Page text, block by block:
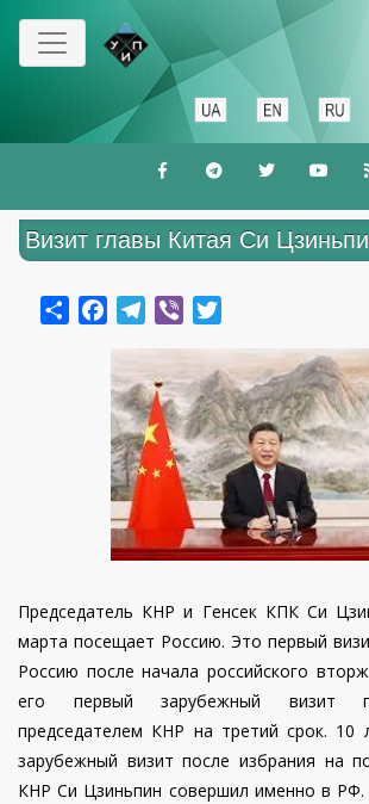
Перейти
основному
Визит главы Китая Си
ShareFacebookTelegram
Viber
Председатель КНР и Генсек КПК Си
марта посещает Россию. Это первый
Россию после начала российского
его первый зарубежный визит
председателем КНР на третий срок. 10
зарубежный визит после избрания на
КНР Си Цзиньпин совершил именно в РФ.